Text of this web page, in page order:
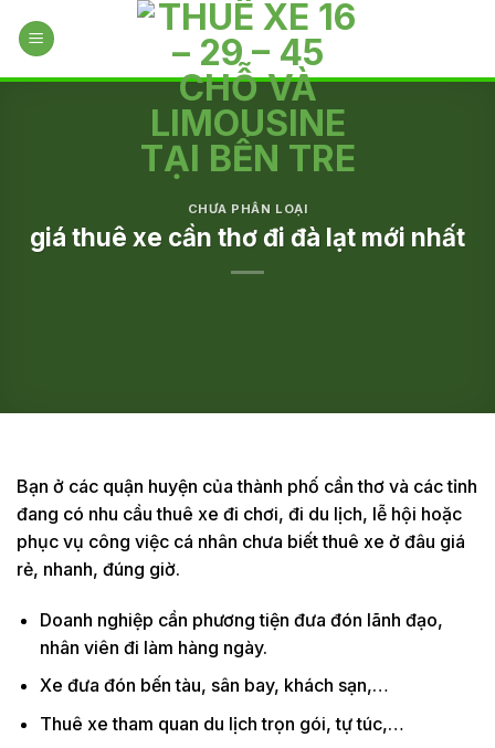
CHƯA PHÂN LOẠI
giá thuê xe cần thơ đi đà lạt mới nhất
Bạn ở các quận huyện của thành phố cần thơ và các tỉnh
đang có nhu cầu thuê xe đi chơi, đi du lịch, lễ hội hoặc
phục vụ công việc cá nhân chưa biết thuê xe ở đâu giá
rẻ, nhanh, đúng giờ.
Doanh nghiệp cần phương tiện đưa đón lãnh đạo,
nhân viên đi làm hàng ngày.
Xe đưa đón bến tàu, sân bay, khách sạn,…
Thuê xe tham quan du lịch trọn gói, tự túc,…